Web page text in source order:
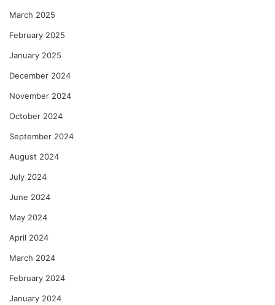
March 2025
February 2025
January 2025
December 2024
November 2024
October 2024
September 2024
August 2024
July 2024
June 2024
May 2024
April 2024
March 2024
February 2024
January 2024